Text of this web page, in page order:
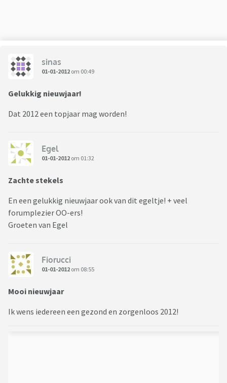
sinas
01-01-2012 om 00:49
Gelukkig nieuwjaar!
Dat 2012 een topjaar mag worden!
Egel
01-01-2012 om 01:32
Zachte stekels
En een gelukkig nieuwjaar ook van dit egeltje! + veel
forumplezier OO-ers!
Groeten van Egel
Fiorucci
01-01-2012 om 08:55
Mooi nieuwjaar
Ik wens iedereen een gezond en zorgenloos 2012!